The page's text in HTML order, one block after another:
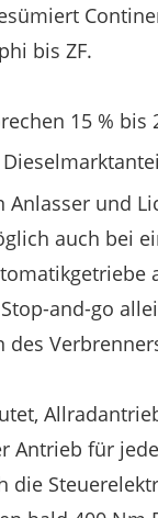
bis ZF.
15 % bis
Anlasser und
auch bei
and-go
des
Antrieb für